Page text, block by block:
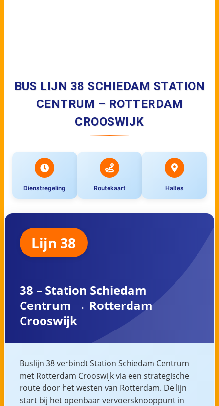
BUS LIJN 38 SCHIEDAM STATION
CENTRUM – ROTTERDAM
CROOSWIJK
Dienstregeling Routekaart Haltes
Lijn 38
38 – Station Schiedam
Centrum → Rotterdam
Crooswijk
Buslijn 38 verbindt Station Schiedam Centrum
met Rotterdam Crooswijk via een strategische
route door het westen van Rotterdam. De lijn
start bij het openbaar vervoersknooppunt in